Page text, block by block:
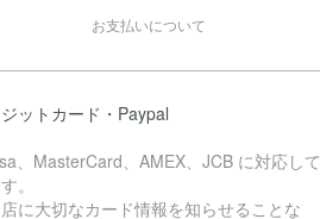
お支払いについて
ットカード・Paypal
、MasterCard、AMEX、JCB に対応して
。
店に大切なカード情報を知らせることな